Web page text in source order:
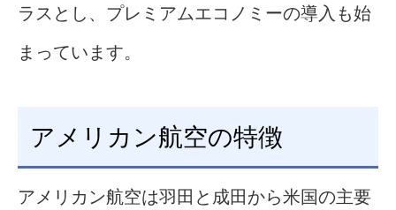
ラスとし、プレミアムエコノミーの導入も始
まっています。
アメリカン航空の特徴
アメリカン航空は羽田と成田から米国の主要